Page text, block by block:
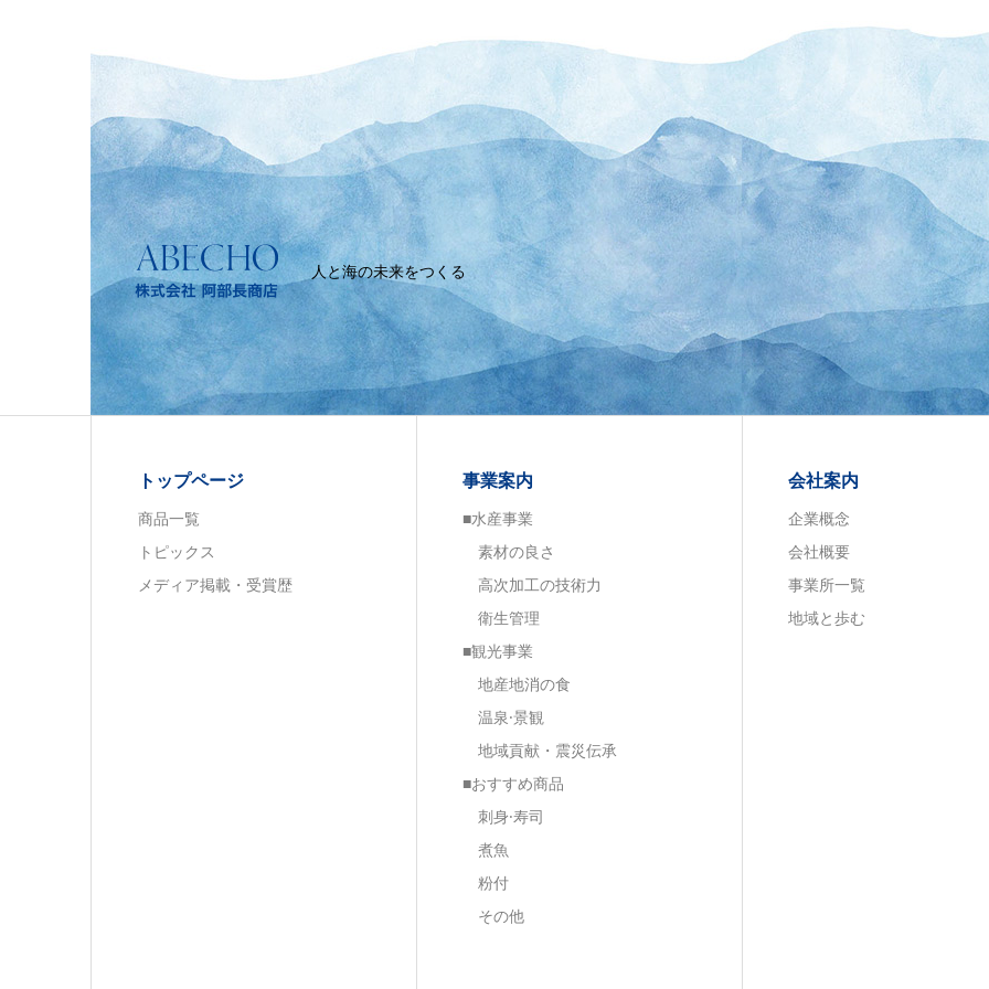
人と海の未来をつくる
トップページ
商品一覧
トピックス
メディア掲載・受賞歴
事業案内
■水産事業
素材の良さ
高次加工の技術力
衛生管理
■観光事業
地産地消の食
温泉·景観
地域貢献・震災伝承
■おすすめ商品
刺身·寿司
煮魚
粉付
その他
会社案内
企業概念
会社概要
事業所一覧
地域と歩む